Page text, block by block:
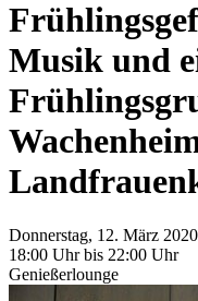
Musik und
Donnerstag, 12. März 2020
18:00 Uhr bis 22:00 Uhr
Genießerlounge